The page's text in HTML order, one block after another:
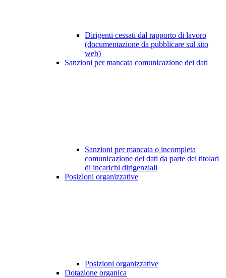
Dirigenti cessati dal rapporto di lavoro
(documentazione da pubblicare sul sito
web)
Sanzioni per mancata comunicazione dei dati
Sanzioni per mancata o incompleta
comunicazione dei dati da parte dei titolari
di incarichi dirigenziali
Posizioni organizzative
Posizioni organizzative
Dotazione organica